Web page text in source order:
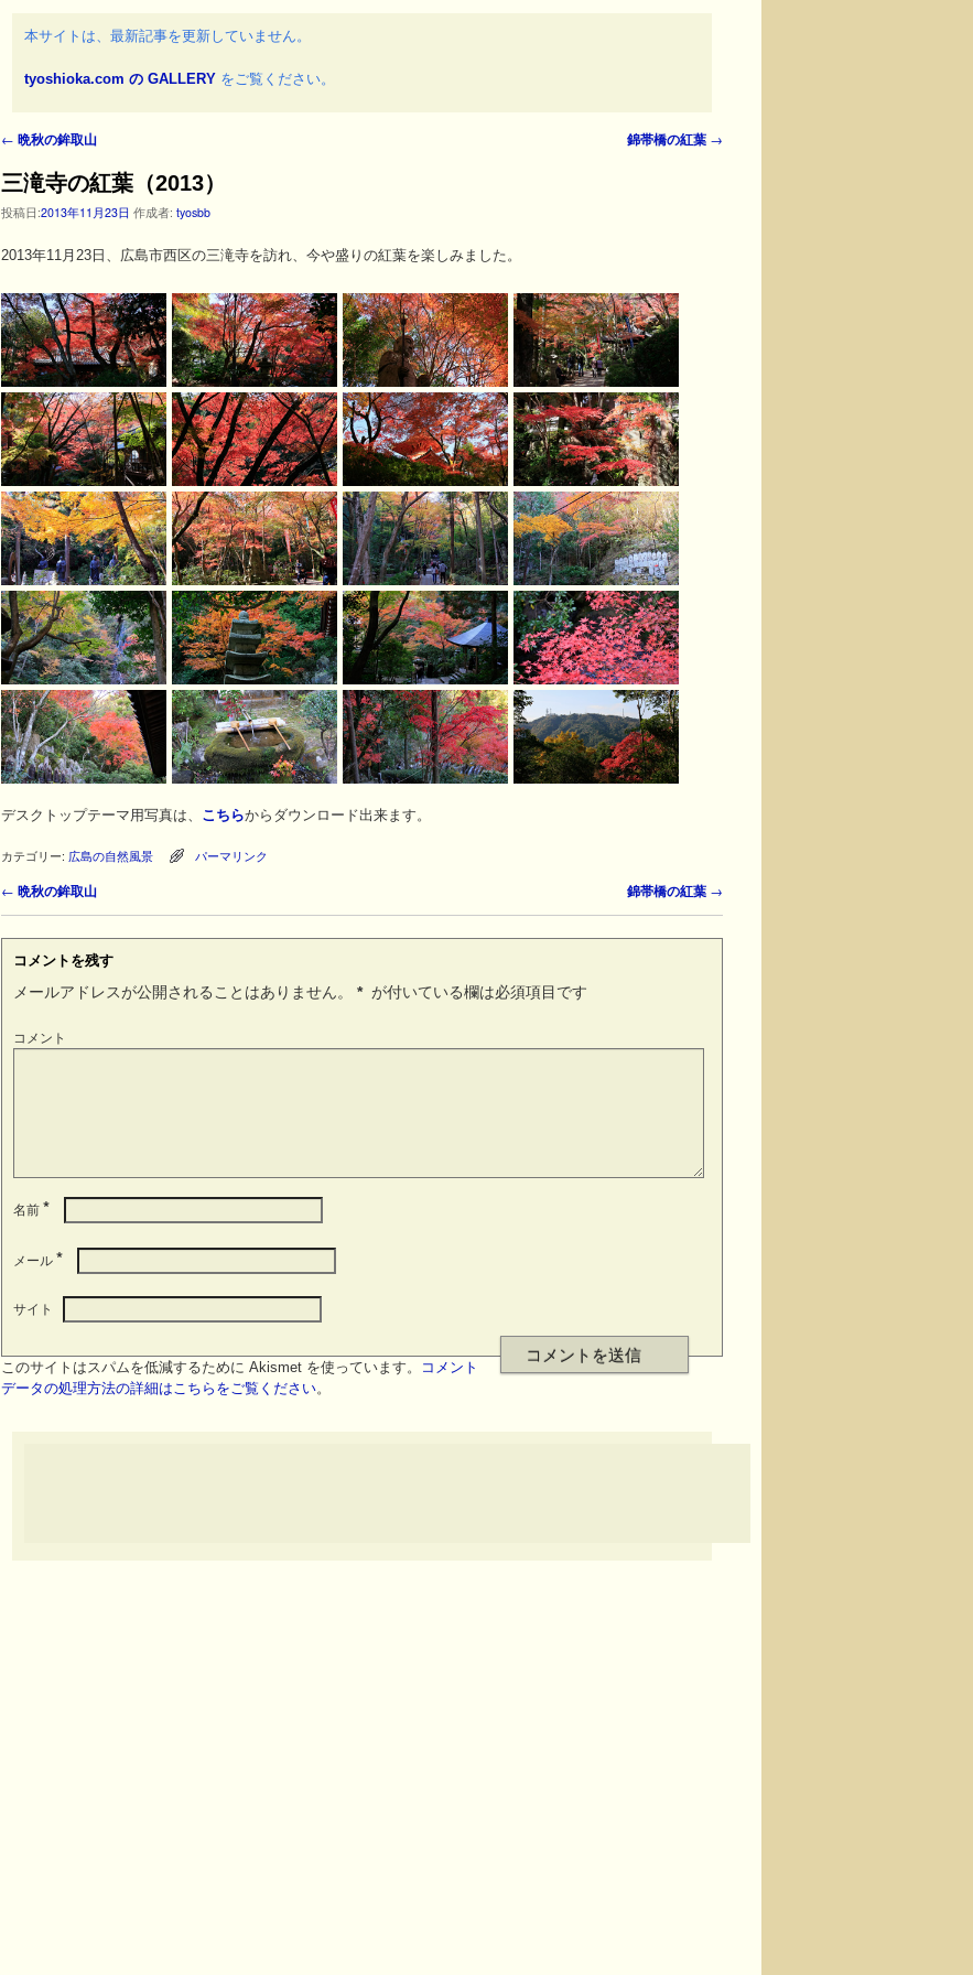
本サイトは、最新記事を更新していません。
tyoshioka.com の GALLERY をご覧ください。
投稿ナビゲーション
← 晩秋の鉾取山 錦帯橋の紅葉 →
三滝寺の紅葉（2013）
投稿日:2013年11月23日 作成者: tyosbb
2013年11月23日、広島市西区の三滝寺を訪れ、今や盛りの紅葉を楽しみました。
デスクトップテーマ用写真は、 こちらからダウンロード出来ます。
カテゴリー: 広島の自然風景 パーマリンク
投稿ナビゲーション
← 晩秋の鉾取山 錦帯橋の紅葉 →
コメントを残す
メールアドレスが公開されることはありません。 * が付いている欄は必須項目です
コメント
名前*
メール*
サイト
このサイトはスパムを低減するために Akismet を使っています。
コメント
データの処理方法の詳細はこちらをご覧ください。